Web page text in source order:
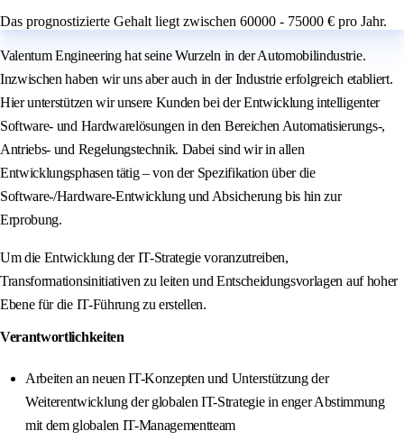
Das prognostizierte Gehalt liegt zwischen 60000 - 75000 € pro Jahr.
Valentum Engineering hat seine Wurzeln in der Automobilindustrie.
Inzwischen haben wir uns aber auch in der Industrie erfolgreich etabliert.
Hier unterstützen wir unsere Kunden bei der Entwicklung intelligenter
Software- und Hardwarelösungen in den Bereichen Automatisierungs-,
Antriebs- und Regelungstechnik. Dabei sind wir in allen
Entwicklungsphasen tätig – von der Spezifikation über die
Software-/Hardware-Entwicklung und Absicherung bis hin zur
Erprobung.
Um die Entwicklung der IT-Strategie voranzutreiben,
Transformationsinitiativen zu leiten und Entscheidungsvorlagen auf hoher
Ebene für die IT-Führung zu erstellen.
Verantwortlichkeiten
Arbeiten an neuen IT-Konzepten und Unterstützung der
Weiterentwicklung der globalen IT-Strategie in enger Abstimmung
mit dem globalen IT-Managementteam